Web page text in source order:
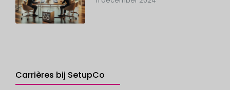
Carrières bij SetupCo